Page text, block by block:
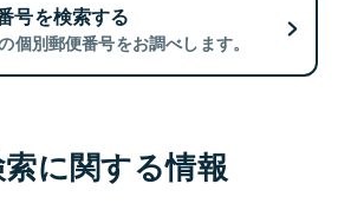
号を検索する
個別郵便番号をお調べします。
に関する情報